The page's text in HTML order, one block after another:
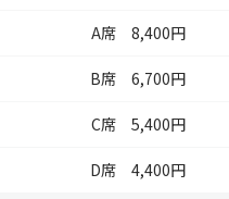
8,400円
6,700円
5,400円
4,400円